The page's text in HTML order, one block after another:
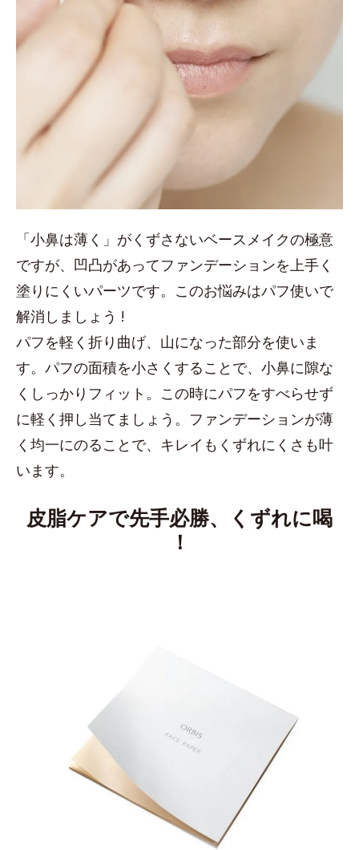
「小鼻は薄く」がくずさないベースメイクの極意
ですが、凹凸があってファンデーションを上手く
塗りにくいパーツです。このお悩みはパフ使いで
解消しましょう !
パフを軽く折り曲げ、山になった部分を使いま
す。パフの面積を小さくすることで、小鼻に隙な
くしっかりフィット。この時にパフをすべらせず
に軽く押し当てましょう。ファンデーションが薄
く均一にのることで、キレイもくずれにくさも叶
います。
皮脂ケアで先手必勝、くずれに喝
！